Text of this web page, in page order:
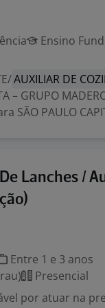
Ensino
AUXILIAR DE
– GRUPO
PAULO
Lanches /
Entre 1 e 3 anos
Presencial
por atuar na